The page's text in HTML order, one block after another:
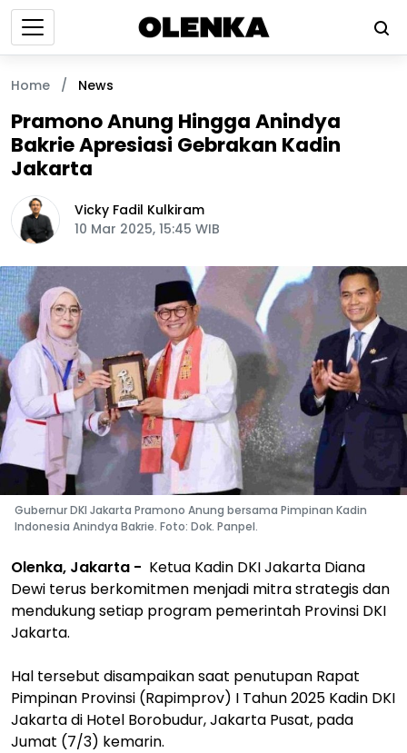
Home / News
Pramono Anung Hingga Anindya
Bakrie Apresiasi Gebrakan Kadin
Jakarta
Vicky Fadil Kulkiram
10 Mar 2025, 15:45 WIB
Gubernur DKI Jakarta Pramono Anung bersama Pimpinan Kadin
Indonesia Anindya Bakrie. Foto: Dok. Panpel.
Olenka, Jakarta - Ketua Kadin DKI Jakarta Diana
Dewi terus berkomitmen menjadi mitra strategis dan
mendukung setiap program pemerintah Provinsi DKI
Jakarta.
Hal tersebut disampaikan saat penutupan Rapat
Pimpinan Provinsi (Rapimprov) I Tahun 2025 Kadin DKI
Jakarta di Hotel Borobudur, Jakarta Pusat, pada
Jumat (7/3) kemarin.